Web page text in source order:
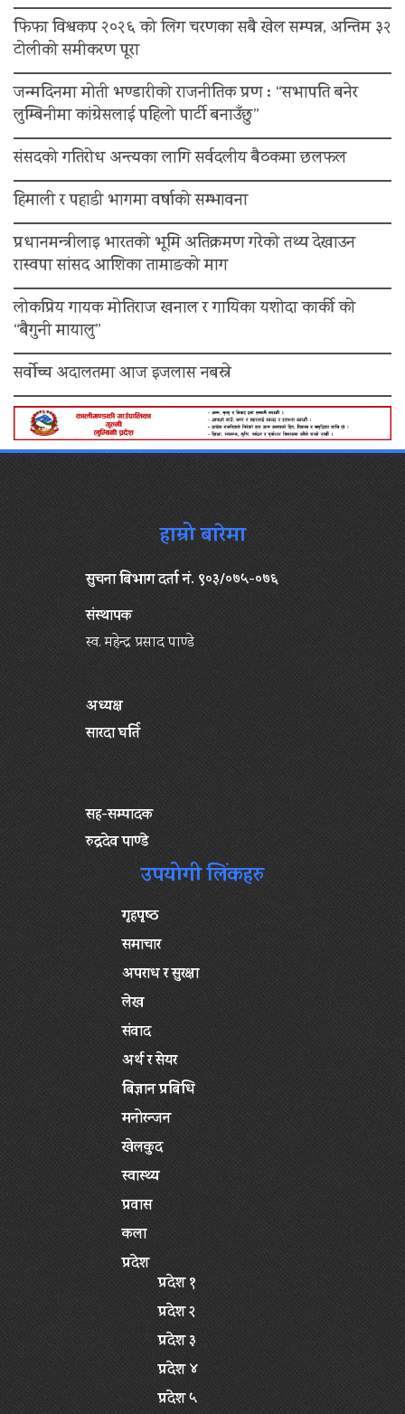
फिफा विश्वकप २०२६ को लिग चरणका सबै खेल सम्पन्न, अन्तिम ३२
टोलीको समीकरण पूरा
जन्मदिनमा मोती भण्डारीको राजनीतिक प्रण : “सभापति बनेर
लुम्बिनीमा कांग्रेसलाई पहिलो पार्टी बनाउँछु”
संसदको गतिरोध अन्त्यका लागि सर्वदलीय बैठकमा छलफल
हिमाली र पहाडी भागमा वर्षाको सम्भावना
प्रधानमन्त्रीलाइ भारतको भूमि अतिक्रमण गरेको तथ्य देखाउन
रास्वपा सांसद आशिका तामाङको माग
लोकप्रिय गायक मोतिराज खनाल र गायिका यशोदा कार्की को
“बैगुनी मायालु”
सर्वोच्च अदालतमा आज इजलास नबस्ने
हाम्रो बारेमा
सुचना बिभाग दर्ता नं. ९०३/०७५-०७६
संस्थापक
स्व. महेन्द्र प्रसाद पाण्डे
अध्यक्ष
सारदा घर्ति
सह-सम्पादक
रुद्रदेव पाण्डे
उपयोगी लिंकहरु
गृहपृष्‍ठ
समाचार
अपराध र सुरक्षा
लेख
संवाद
अर्थ र सेयर
बिज्ञान प्रबिधि
मनोरन्जन
खेलकुद
स्वास्थ्य
प्रवास
कला
प्रदेश
प्रदेश १
प्रदेश २
प्रदेश ३
प्रदेश ४
प्रदेश ५